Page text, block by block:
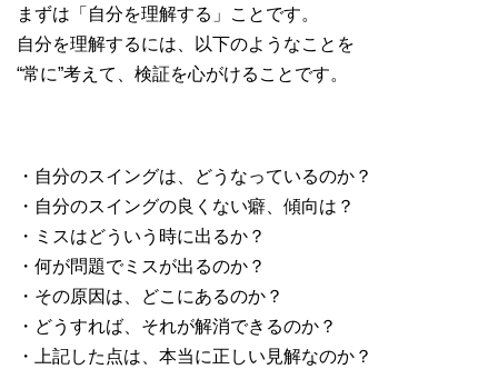
まずは「自分を理解する」ことです。
自分を理解するには、以下のようなことを
“常に”考えて、検証を心がけることです。
・自分のスイングは、どうなっているのか？
・自分のスイングの良くない癖、傾向は？
・ミスはどういう時に出るか？
・何が問題でミスが出るのか？
・その原因は、どこにあるのか？
・どうすれば、それが解消できるのか？
・上記した点は、本当に正しい見解なのか？